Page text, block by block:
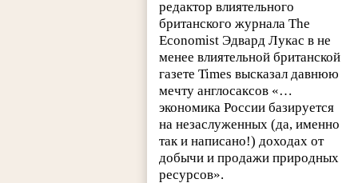
редактор влиятельного
британского журнала The
Economist Эдвард Лукас в не
менее влиятельной британской
газете Times высказал давнюю
мечту англосаксов «…
экономика России базируется
на незаслуженных (да, именно
так и написано!) доходах от
добычи и продажи природных
ресурсов».